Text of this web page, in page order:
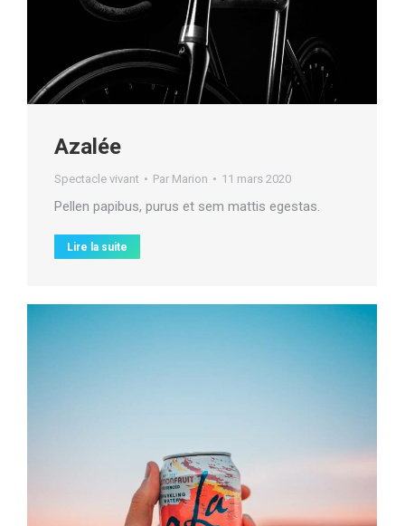
Azalée
Spectacle vivant Par Marion 11 mars 2020
Pellen papibus, purus et sem mattis egestas.
Lire la suite